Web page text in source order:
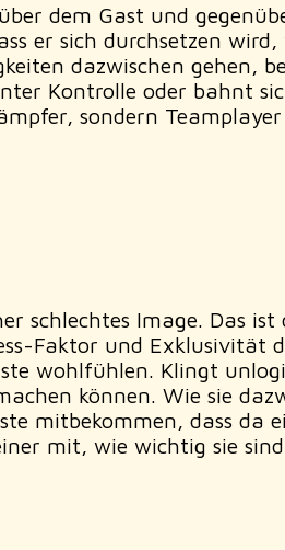
dem Gast und
er sich durchsetzen
dazwischen gehen,
Kontrolle oder bahnt
sondern
schlechtes Image. Das
Faktor und Exklusivität
wohlfühlen. Klingt
können. Wie sie
mitbekommen, dass da
mit, wie wichtig sie